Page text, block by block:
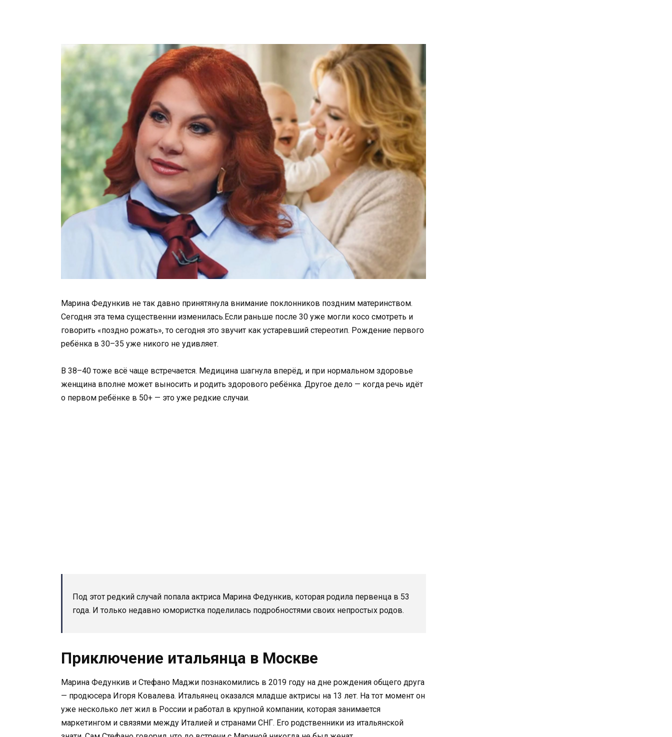
Марина Федункив не так давно принятянула внимание поклонников поздним материнством.
Сегодня эта тема существенни изменилась.Если раньше после 30 уже могли косо смотреть и
говорить «поздно рожать», то сегодня это звучит как устаревший стереотип. Рождение первого
ребёнка в 30–35 уже никого не удивляет.
В 38–40 тоже всё чаще встречается. Медицина шагнула вперёд, и при нормальном здоровье
женщина вполне может выносить и родить здорового ребёнка. Другое дело — когда речь идёт
о первом ребёнке в 50+ — это уже редкие случаи.
Под этот редкий случай попала актриса Марина Федункив, которая родила первенца в 53
года. И только недавно юмористка поделилась подробностями своих непростых родов.
Приключение итальянца в Москве
Марина Федункив и Стефано Маджи познакомились в 2019 году на дне рождения общего друга
— продюсера Игоря Ковалева. Итальянец оказался младше актрисы на 13 лет. На тот момент он
уже несколько лет жил в России и работал в крупной компании, которая занимается
маркетингом и связями между Италией и странами СНГ. Его родственники из итальянской